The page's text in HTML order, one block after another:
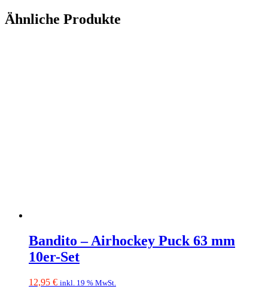
Ähnliche Produkte
Bandito – Airhockey Puck 63 mm
10er-Set
12,95 € inkl. 19 % MwSt.